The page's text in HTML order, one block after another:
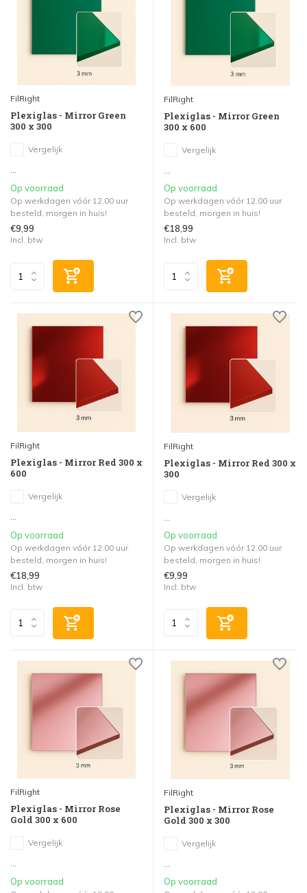
FilRight
Plexiglas - Mirror Green
300 x 300
Vergelijk
...
Op voorraad
Op werkdagen vóór 12.00 uur
besteld, morgen in huis!
€9,99
Incl. btw
FilRight
Plexiglas - Mirror Green
300 x 600
Vergelijk
...
Op voorraad
Op werkdagen vóór 12.00 uur
besteld, morgen in huis!
€18,99
Incl. btw
FilRight
Plexiglas - Mirror Red 300 x
600
Vergelijk
Op voorraad
Op werkdagen vóór 12.00 uur
besteld, morgen in huis!
€18,99
Incl. btw
FilRight
Plexiglas - Mirror Red 300 x
300
Vergelijk
Op voorraad
Op werkdagen vóór 12.00 uur
besteld, morgen in huis!
€9,99
Incl. btw
FilRight
Plexiglas - Mirror Rose
Gold 300 x 600
Vergelijk
...
Op voorraad
FilRight
Plexiglas - Mirror Rose
Gold 300 x 300
Vergelijk
...
Op voorraad